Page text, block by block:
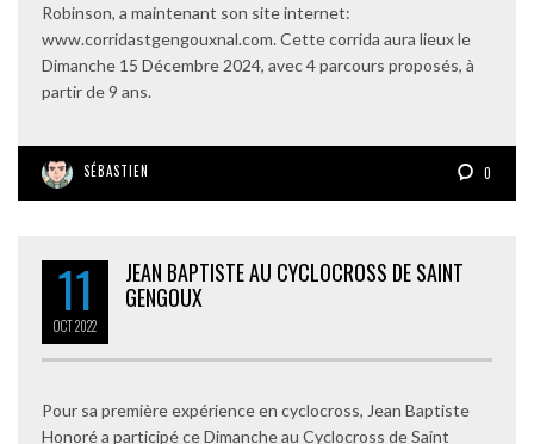
Robinson, a maintenant son site internet:
www.corridastgengouxnal.com. Cette corrida aura lieux le
Dimanche 15 Décembre 2024, avec 4 parcours proposés, à
partir de 9 ans.
SÉBASTIEN 0
11
OCT2022
JEAN BAPTISTE AU CYCLOCROSS DE SAINT
GENGOUX
Pour sa première expérience en cyclocross, Jean Baptiste
Honoré a participé ce Dimanche au Cyclocross de Saint